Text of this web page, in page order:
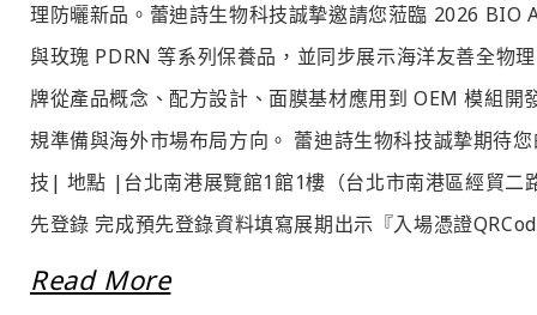
理防曬新品。蕾迪詩生物科技誠摯邀請您蒞臨 2026
與玫瑰 PDRN 等系列保養品，並同步展示海洋友善全物
牌從產品概念、配方設計、面膜基材應用到 OEM 模組
規準備與海外市場布局方向。 蕾迪詩生物科技誠摯期待
技| 地點 |台北南港展覽館1館1樓（台北市南港區經貿
先登錄 完成預先登錄資料填寫展期出示『入場憑證
Read More